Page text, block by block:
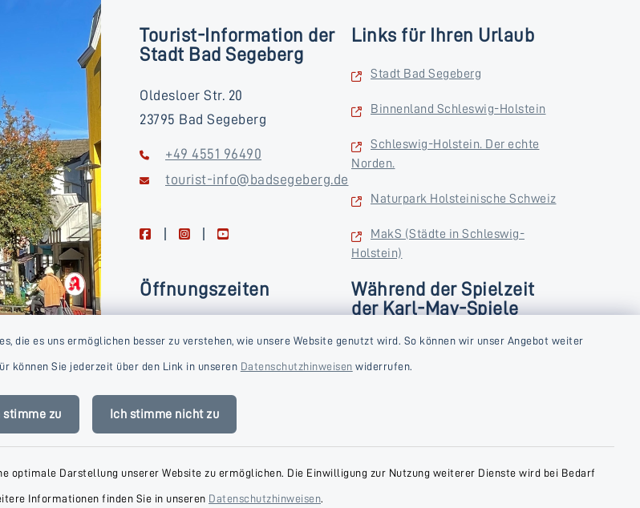
die es uns ermöglichen besser zu verstehen, wie unsere Website genutzt wird. So können wir unser Angebot weiter
können Sie jederzeit über den Link in unseren Datenschutzhinweisen widerrufen.
stimme zu Ich stimme nicht zu
optimale Darstellung unserer Website zu ermöglichen. Die Einwilligung zur Nutzung weiterer Dienste wird bei Bedarf
Informationen finden Sie in unseren Datenschutzhinweisen.
Tourist-Information der
Stadt Bad Segeberg
Oldesloer Str. 20
23795 Bad Segeberg
+49 4551 96490
tourist-info@badsegeberg.de
facebookinstagramyoutube
Links für Ihren Urlaub
Stadt Bad Segeberg
Binnenland Schleswig-Holstein
Schleswig-Holstein. Der echte
Norden.
Naturpark Holsteinische Schweiz
MakS (Städte in Schleswig-
Holstein)
Öffnungszeiten
Freitag
09:00-16:00 Uhr
Mittwoch
09:00-14:00 Uhr
Während der Spielzeit
der Karl-May-Spiele
Donnerstag und Freitag